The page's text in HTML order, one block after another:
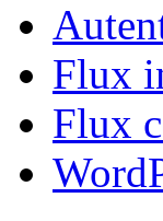
Flux
Flux